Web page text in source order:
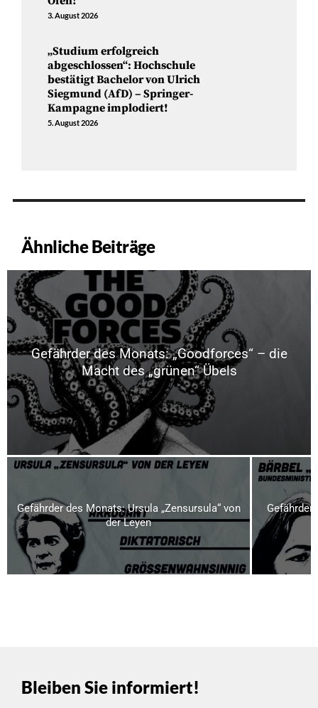
3. August 2026
„Studium erfolgreich
abgeschlossen“: Hochschule
bestätigt Bachelor von Ulrich
Siegmund (AfD) – Springer-
Kampagne implodiert!
5. August 2026
Ähnliche Beiträge
Gefährder des Monats: „Goodforces“ – die
Macht des „grünen“ Übels
Gefährder des Monats: Ursula „Zensursula“ von
der Leyen
Gefährder
Bleiben Sie informiert!